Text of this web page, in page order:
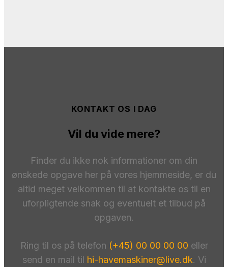
KONTAKT OS I DAG
Vil du vide mere?
Finder du ikke nok informationer om din
ønskede opgave her på vores hjemmeside, er du
altid meget velkommen til at kontakte os til en
uforpligtende snak og eventuelt et tilbud på
opgaven.
Ring til os på telefon (+45) 00 00 00 00 eller
send en mail til hi-havemaskiner@live.dk. Vi